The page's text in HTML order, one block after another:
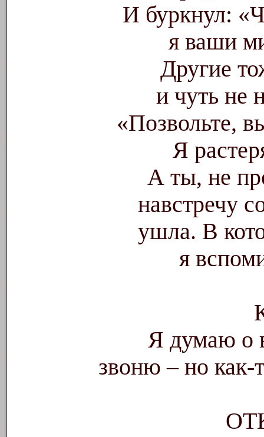
И буркнул:
я ваши
Другие
и чуть не
«Позвольте,
Я
А ты, не
навстречу
ушла. В
я
Я думаю о
звоню – но